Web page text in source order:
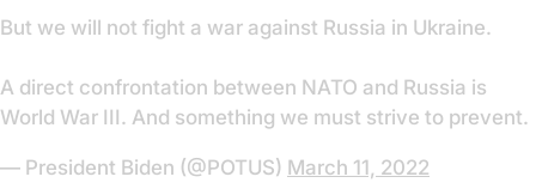
But we will not fight a war against Russia in Ukraine.
A direct confrontation between NATO and Russia is
World War III. And something we must strive to prevent.
— President Biden (@POTUS) March 11, 2022